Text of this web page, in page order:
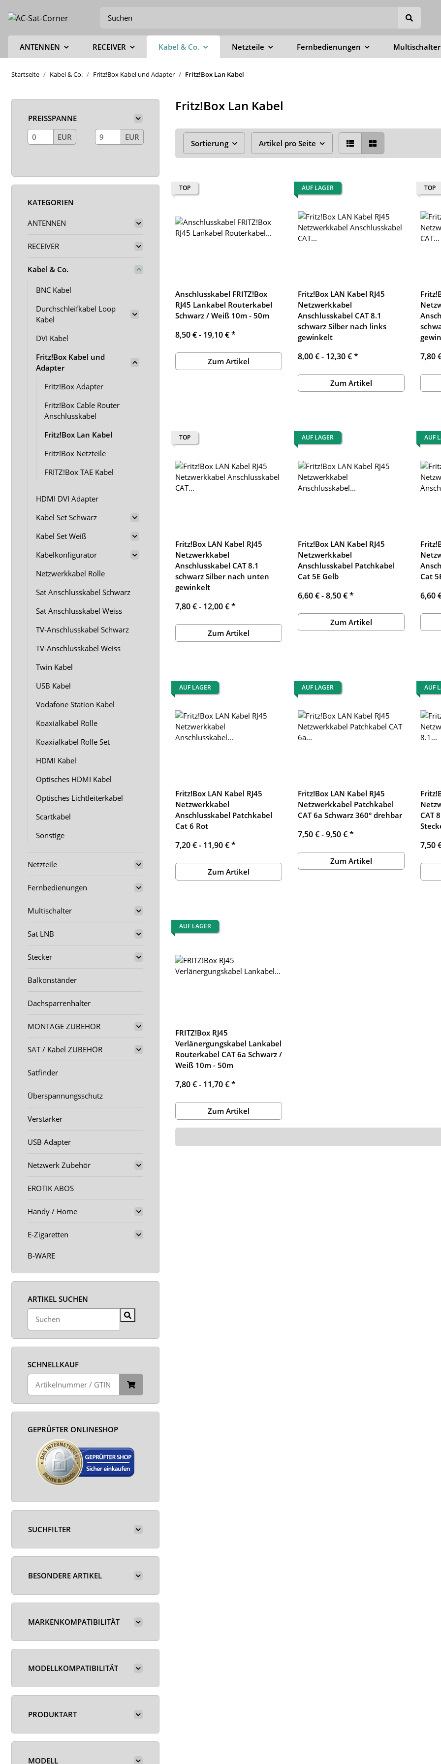
ANTENNEN RECEIVER Kabel & Co. Netzteile Fernbedienungen Multischalter
Startseite Kabel & Co. Fritz!Box Kabel und Adapter Fritz!Box Lan Kabel
Fritz!Box Lan Kabel
Sortierung Artikel pro Seite
TOP
Anschlusskabel FRITZ!Box
RJ45 Lankabel Routerkabel
Schwarz / Weiß 10m - 50m
8,50 € - 19,10 €*
Zum Artikel
AUF LAGER
Fritz!Box LAN Kabel RJ45
Netzwerkkabel
Anschlusskabel CAT 8.1
schwarz Silber nach links
gewinkelt
8,00 € - 12,30 €*
Zum Artikel
TOP
7,80
TOP
Fritz!Box LAN Kabel RJ45
Netzwerkkabel
Anschlusskabel CAT 8.1
schwarz Silber nach unten
gewinkelt
7,80 € - 12,00 €*
Zum Artikel
AUF LAGER
Fritz!Box LAN Kabel RJ45
Netzwerkkabel
Anschlusskabel Patchkabel
Cat 5E Gelb
6,60 € -8,50 €*
Zum Artikel
AUF
Cat
6,60
AUF LAGER
Fritz!Box LAN Kabel RJ45
Netzwerkkabel
Anschlusskabel Patchkabel
Cat 6 Rot
7,20 € - 11,90 €*
Zum Artikel
AUF LAGER
Fritz!Box LAN Kabel RJ45
Netzwerkkabel Patchkabel
CAT 6a Schwarz 360° drehbar
7,50 € -9,50 €*
Zum Artikel
AUF
CAT
7,50
AUF LAGER
FRITZ!Box RJ45
Verlänergungskabel Lankabel
Routerkabel CAT 6a Schwarz /
Weiß 10m - 50m
7,80 € - 11,70 €*
Zum Artikel
PREISSPANNE
EUR
EUR
KATEGORIEN
ANTENNEN
RECEIVER
Kabel & Co.
BNC Kabel
Durchschleifkabel Loop
Kabel
DVI Kabel
Fritz!Box Kabel und
Adapter
Fritz!Box Adapter
Fritz!Box Cable Router
Anschlusskabel
Fritz!Box Lan Kabel
Fritz!Box Netzteile
FRITZ!Box TAE Kabel
HDMI DVI Adapter
Kabel Set Schwarz
Kabel Set Weiß
Kabelkonfigurator
Netzwerkkabel Rolle
Sat Anschlusskabel Schwarz
Sat Anschlusskabel Weiss
TV-Anschlusskabel Schwarz
TV-Anschlusskabel Weiss
Twin Kabel
USB Kabel
Vodafone Station Kabel
Koaxialkabel Rolle
Koaxialkabel Rolle Set
HDMI Kabel
Optisches HDMI Kabel
Optisches Lichtleiterkabel
Scartkabel
Sonstige
Netzteile
Fernbedienungen
Multischalter
Sat LNB
Stecker
Balkonständer
Dachsparrenhalter
MONTAGE ZUBEHÖR
SAT / Kabel ZUBEHÖR
Satfinder
Überspannungsschutz
Verstärker
USB Adapter
Netzwerk Zubehör
EROTIK ABOS
Handy / Home
E-Zigaretten
B-WARE
ARTIKEL SUCHEN
SCHNELLKAUF
GEPRÜFTER ONLINESHOP
SUCHFILTER
BESONDERE ARTIKEL
MARKENKOMPATIBILITÄT
MODELLKOMPATIBILITÄT
PRODUKTART
MODELL